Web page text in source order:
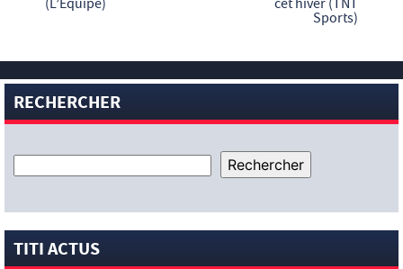
Sports)
RECHERCHER
TITI ACTUS